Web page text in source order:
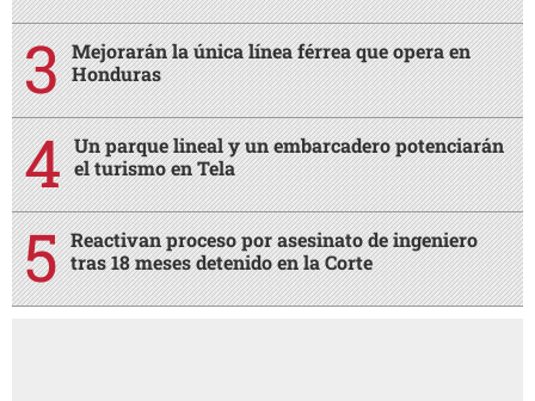
Mejorarán la única línea férrea que opera en
Honduras
Un parque lineal y un embarcadero potenciarán
el turismo en Tela
Reactivan proceso por asesinato de ingeniero
tras 18 meses detenido en la Corte